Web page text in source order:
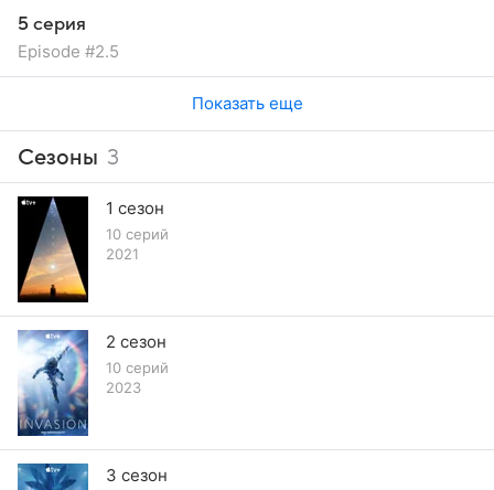
5 серия
Episode #2.5
Показать еще
Сезоны 3
1 сезон
10 серий
2021
2 сезон
10 серий
2023
3 сезон